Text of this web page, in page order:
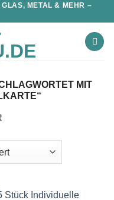
GLAS, METAL & MEHR –
MIT